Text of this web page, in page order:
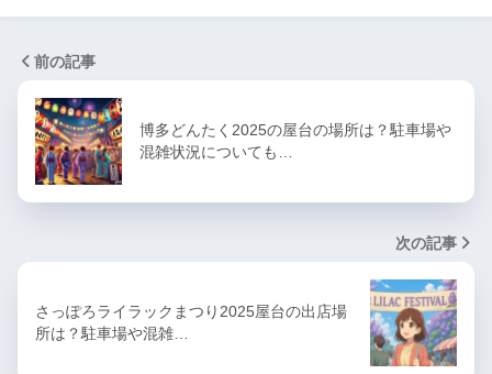
前の記事
博多どんたく2025の屋台の場所は？駐車場や
混雑状況についても…
次の記事
さっぽろライラックまつり2025屋台の出店場
所は？駐車場や混雑…